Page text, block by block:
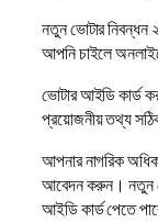
নতুন ভোটার নিবন্ধন
আপনি চাইলে
ভোটার আইডি কার্ড
প্রয়োজনীয় তথ্য
আপনার নাগরিক
আবেদন করুন। নতুন
আইডি কার্ড পেতে